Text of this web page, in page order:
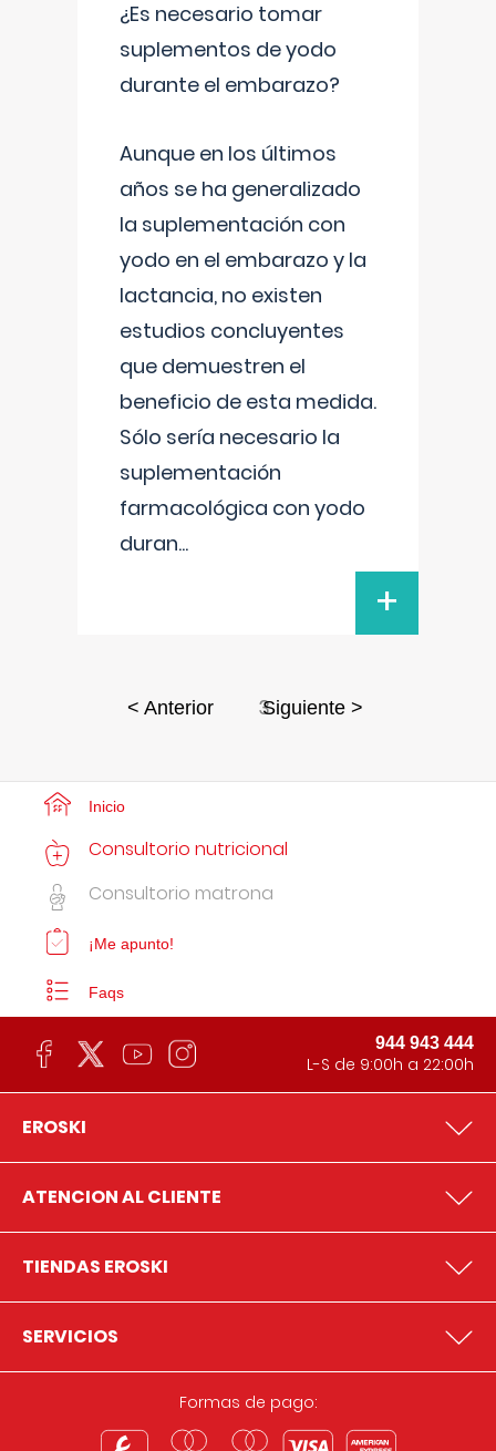
¿Es necesario tomar
suplementos de yodo
durante el embarazo?
Aunque en los últimos
años se ha generalizado
la suplementación con
yodo en el embarazo y la
lactancia, no existen
estudios concluyentes
que demuestren el
beneficio de esta medida.
Sólo sería necesario la
suplementación
farmacológica con yodo
duran...
+
< Anterior 3Siguiente >
Inicio
Consultorio nutricional
Consultorio matrona
¡Me apunto!
Faqs
944 943 444
L-S de 9:00h a 22:00h
EROSKI
ATENCION AL CLIENTE
TIENDAS EROSKI
SERVICIOS
Formas de pago: